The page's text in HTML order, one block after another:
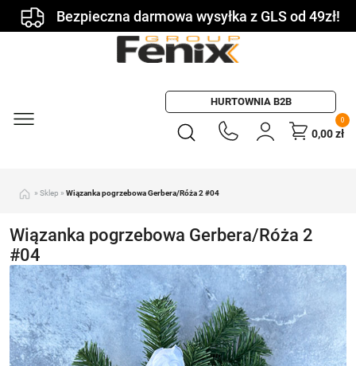
Bezpieczna darmowa wysyłka z GLS od 49zł!
HURTOWNIA B2B
0
0,00zł
» Sklep » Wiązanka pogrzebowa Gerbera/Róża 2 #04
Wiązanka pogrzebowa Gerbera/Róża 2
#04